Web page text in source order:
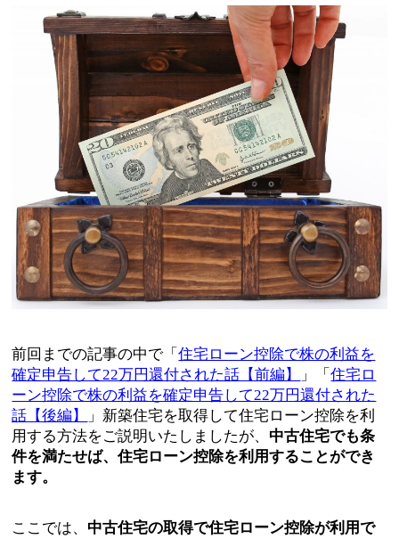
前回までの記事の中で「住宅ローン控除で株の利益を
確定申告して22万円還付された話【前編】
」「住宅ロ
ーン控除で株の利益を確定申告して22万円還付された
話【後編】
」新築住宅を取得して住宅ローン控除を利
用する方法をご説明いたしましたが、 中古住宅でも条
件を満たせば、住宅ローン控除を利用することができ
ます。
ここでは、 中古住宅の取得で住宅ローン控除が利用で